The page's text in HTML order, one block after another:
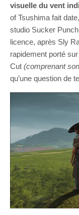
visuelle du vent
of Tsushima fait
studio Sucker
licence, après Sly
rapidement porté
Cut (comprenant son
qu’une question de